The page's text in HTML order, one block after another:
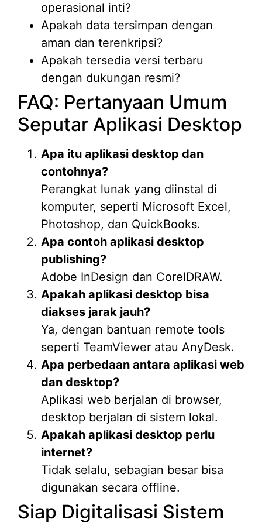
operasional inti?
Apakah data tersimpan dengan
aman dan terenkripsi?
Apakah tersedia versi terbaru
dengan dukungan resmi?
FAQ: Pertanyaan Umum
Seputar Aplikasi Desktop
Apa itu aplikasi desktop dan
contohnya?
Perangkat lunak yang diinstal di
komputer, seperti Microsoft Excel,
Photoshop, dan QuickBooks.
Apa contoh aplikasi desktop
publishing?
Adobe InDesign dan CorelDRAW.
Apakah aplikasi desktop bisa
diakses jarak jauh?
Ya, dengan bantuan remote tools
seperti TeamViewer atau AnyDesk.
Apa perbedaan antara aplikasi web
dan desktop?
Aplikasi web berjalan di browser,
desktop berjalan di sistem lokal.
Apakah aplikasi desktop perlu
internet?
Tidak selalu, sebagian besar bisa
digunakan secara offline.
Siap Digitalisasi Sistem